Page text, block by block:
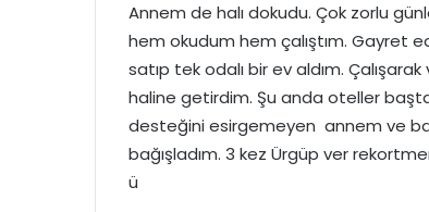
Annem de halı dokudu. Çok zorlu
hem okudum hem çalıştım. Gayret
satıp tek odalı bir ev aldım.
haline getirdim. Şu anda oteller
desteğini esirgemeyen annem ve
bağışladım. 3 kez Ürgüp ver
ü